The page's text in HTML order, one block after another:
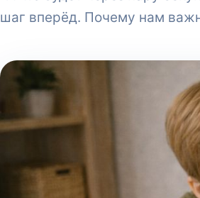
шаг вперёд. Почему нам